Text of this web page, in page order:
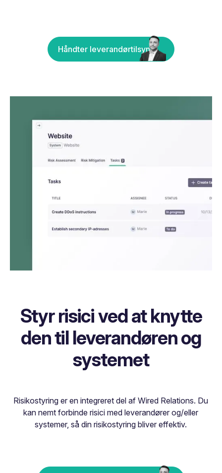
Håndter leverandørtilsyn
Styr risici ved at knytte
den til leverandøren og
systemet
Risikostyring er en integreret del af Wired Relations. Du
kan nemt forbinde risici med leverandører og/eller
systemer, så din risikostyring bliver effektiv.